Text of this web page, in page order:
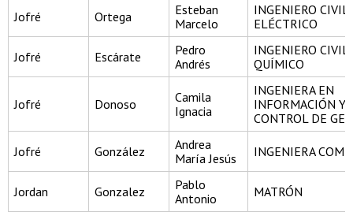
Jofré Ortega
Esteban
Marcelo
INGENIERO CIVIL
ELÉCTRICO
Jofré Escárate
Pedro
Andrés
INGENIERO CIVIL
QUÍMICO
Jofré Donoso
Camila
Ignacia
INGENIERA EN
INFORMACIÓN Y
CONTROL DE
Jofré González
Andrea
María Jesús
INGENIERA
Jordan Gonzalez
Pablo
Antonio
MATRÓN